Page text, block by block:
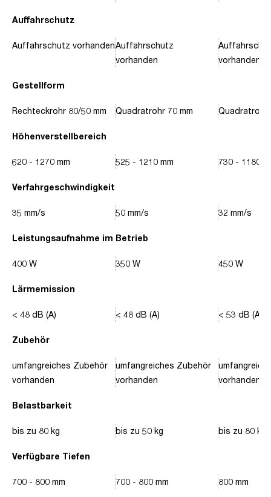
Auffahrschutz
Gestellform
Höhenverstellbereich
Verfahrgeschwindigkeit
Leistungsaufnahme im Betrieb
Lärmemission
Zubehör
Belastbarkeit
Verfügbare Tiefen
Auffahrschutz vorhanden
Rechteckrohr 80/50 mm
620 - 1270 mm
35 mm/s
400 W
< 48 dB (A)
umfangreiches Zubehör
vorhanden
bis zu 80 kg
700 - 800 mm
Auffahrschutz
vorhanden
Quadratrohr 70 mm
525 - 1210 mm
50 mm/s
350 W
< 48 dB (A)
umfangreiches Zubehör
vorhanden
bis zu 50 kg
700 - 800 mm
vorhanden
Quadratrohr
730 - 1180
32 mm/s
450 W
< 53 dB (A)
vorhanden
bis zu 80 kg
800 mm